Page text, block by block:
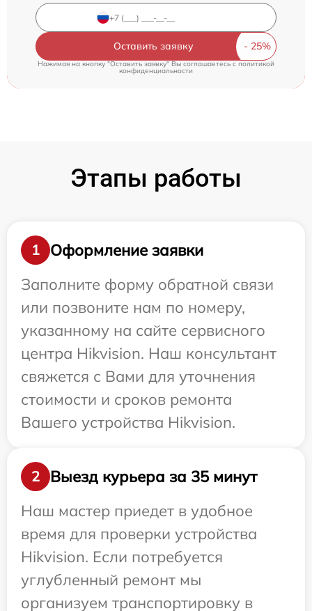
Оставить заявку
Нажимая на кнопку "Оставить заявку" Вы соглашаетесь cполитикой
конфиденциальности
Этапы работы
1
Оформление заявки
Заполните форму обратной связи
или позвоните нам по номеру,
указанному на сайте сервисного
центра Hikvision. Наш консультант
свяжется с Вами для уточнения
стоимости и сроков ремонта
Вашего устройства Hikvision.
2
Выезд курьера за 35 минут
Наш мастер приедет в удобное
время для проверки устройства
Hikvision. Если потребуется
углубленный ремонт мы
организуем транспортировку в